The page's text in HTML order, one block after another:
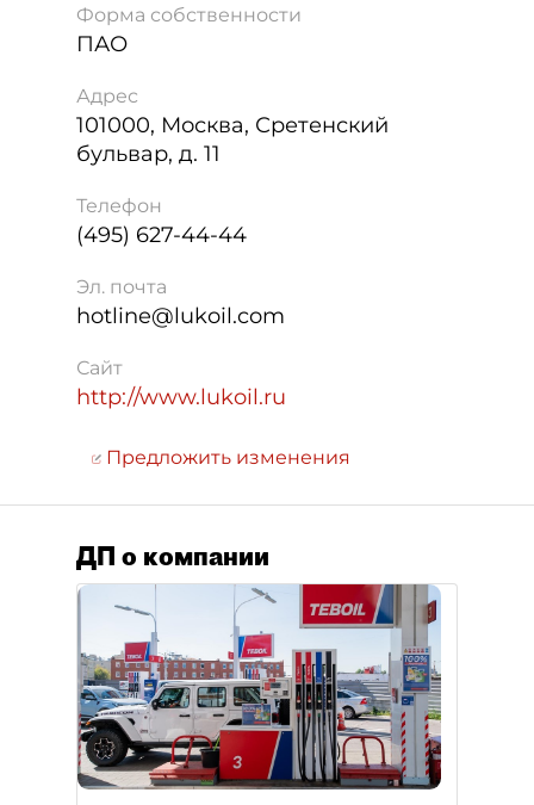
Форма собственности
ПАО
Адрес
101000, Москва, Сретенский
бульвар, д. 11
Телефон
(495) 627-44-44
Эл. почта
hotline@lukoil.com
Сайт
http://www.lukoil.ru
Предложить изменения
ДП о компании